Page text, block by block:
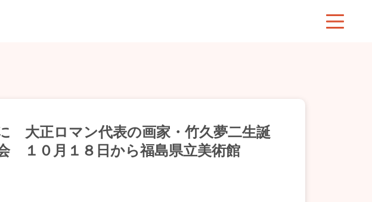
大正ロマン代表の画家・竹久夢二生誕
１０月１８日から福島県立美術館